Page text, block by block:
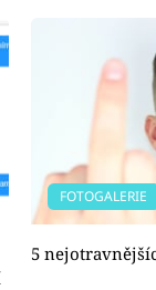
FOTOGALERIE
5